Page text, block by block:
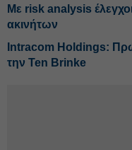
Με risk analysis
ακινήτων
Intracom Holdings:
την Ten Brinke